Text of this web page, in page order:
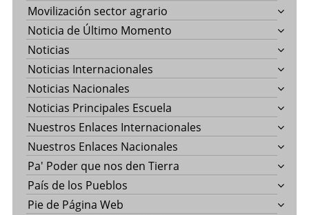
Movilización sector agrario
Noticia de Último Momento
Noticias
Noticias Internacionales
Noticias Nacionales
Noticias Principales Escuela
Nuestros Enlaces Internacionales
Nuestros Enlaces Nacionales
Pa' Poder que nos den Tierra
País de los Pueblos
Pie de Página Web